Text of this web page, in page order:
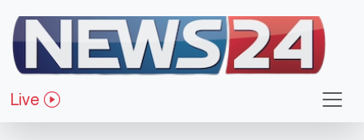
Live
রাজনীতি
মির্জা ফখরুলকে নিয়ে ব্যঙ্গ ভিডিও, ধরা
খেল কনটেন্ট ক্রিয়েটর